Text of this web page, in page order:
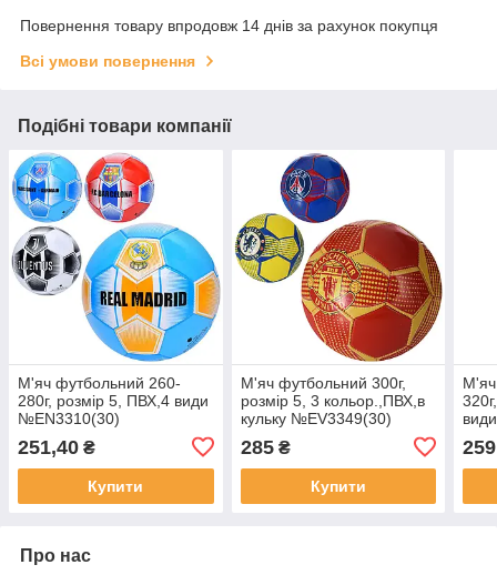
Повернення товару впродовж 14 днів за рахунок покупця
Всі умови повернення
Подібні товари компанії
М'яч футбольний 260-
280г, розмір 5, ПВХ,4 види
№EN3310(30)
251,40 ₴
Купити
М'яч футбольний 300г,
розмір 5, 3 кольор.,ПВХ,в
кульку №EV3349(30)
285₴
Купити
259
Про нас